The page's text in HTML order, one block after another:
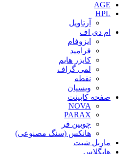
AGE
HPL
آرتاویل
ام دی اف
ایزوفام
فرامید
کایزر هایم
لمی گراف
نقطه
ویسپان
صفحه کابینت
NOVA
PARAX
چوبین فر
هانکس (سنگ مصنوعی)
ماربل شیت
هایگلاس